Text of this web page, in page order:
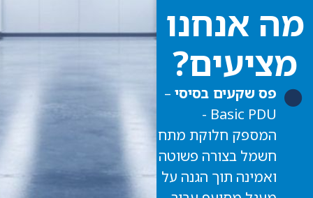
מה אנחנו
מציעים?
פס שקעים בסיסי –
Basic PDU -
המספק חלוקת מתח
חשמל בצורה פשוטה
ואמינה תוך הגנה על